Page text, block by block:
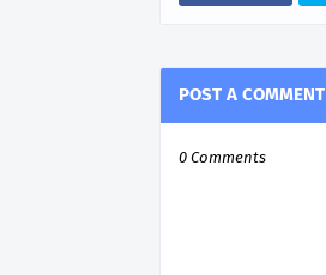
POST A COMMENT
0 Comments